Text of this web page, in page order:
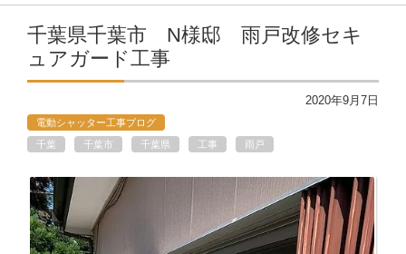
千葉県千葉市 N様邸 雨戸改修セキ
ュアガード工事
2020年9月7日
電動シャッター工事ブログ
千葉
千葉市 千葉県 工事 雨戸